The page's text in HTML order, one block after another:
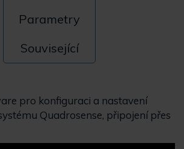
Parametry
Související
pro konfiguraci a nastavení
Quadrosense, připojení přes